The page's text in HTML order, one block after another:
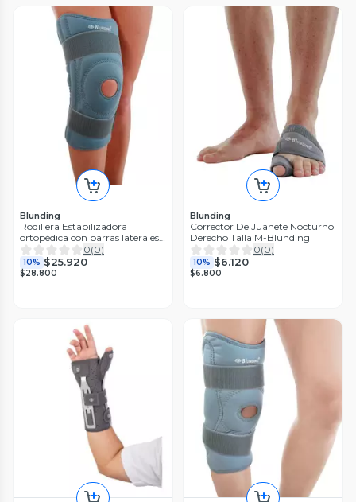
Blunding
Rodillera Estabilizadora
ortopédica con barras laterales
Talla M-Blunding
0(0)
10% $25.920
$28.800
Blunding
Corrector De Juanete Nocturno
Derecho Talla M-Blunding
0(0)
10% $6.120
$6.800